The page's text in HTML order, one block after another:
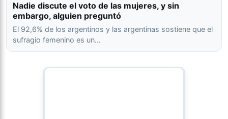
Nadie discute el voto de las mujeres, y sin
embargo, alguien preguntó
El 92,6% de los argentinos y las argentinas sostiene que el
sufragio femenino es un…